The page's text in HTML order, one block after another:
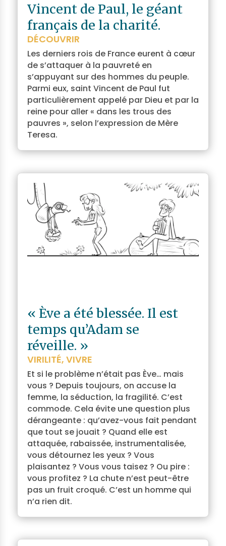
Vincent de Paul, le géant
français de la charité.
DÉCOUVRIR
Les derniers rois de France eurent à cœur
de s’attaquer à la pauvreté en
s’appuyant sur des hommes du peuple.
Parmi eux, saint Vincent de Paul fut
particulièrement appelé par Dieu et par la
reine pour aller « dans les trous des
pauvres », selon l’expression de Mère
Teresa.
« Ève a été blessée. Il est
temps qu’Adam se
réveille. »
VIRILITÉ, VIVRE
Et si le problème n’était pas Ève… mais
vous ? Depuis toujours, on accuse la
femme, la séduction, la fragilité. C’est
commode. Cela évite une question plus
dérangeante : qu’avez-vous fait pendant
que tout se jouait ? Quand elle est
attaquée, rabaissée, instrumentalisée,
vous détournez les yeux ? Vous
plaisantez ? Vous vous taisez ? Ou pire :
vous profitez ? La chute n’est peut-être
pas un fruit croqué. C’est un homme qui
n’a rien dit.